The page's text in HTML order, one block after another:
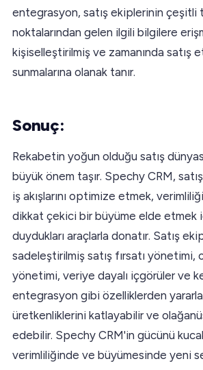
entegrasyon, satış ekiplerinin çeşitli
noktalarından gelen ilgili bilgilere
kişiselleştirilmiş ve zamanında satış
sunmalarına olanak tanır.
Sonuç:
Rekabetin yoğun olduğu satış
büyük önem taşır. Spechy CRM,
iş akışlarını optimize etmek,
dikkat çekici bir büyüme elde etmek
duydukları araçlarla donatır. Satış
sadeleştirilmiş satış fırsatı
yönetimi, veriye dayalı içgörüler ve
entegrasyon gibi özelliklerden
üretkenliklerini katlayabilir ve
edebilir. Spechy CRM'in gücünü
verimliliğinde ve büyümesinde yeni